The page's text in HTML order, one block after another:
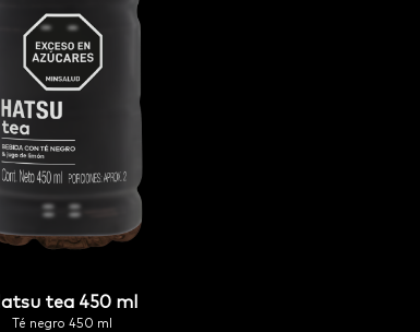
hatsu tea 450 ml
té negro 450 ml